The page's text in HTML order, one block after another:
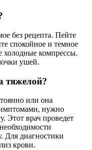
без рецепта. Пейте
спокойное и темное
холодные компрессы.
ушей.
тяжелой?
или она
нужно
Этот врач проведет
Для диагностики
крови.